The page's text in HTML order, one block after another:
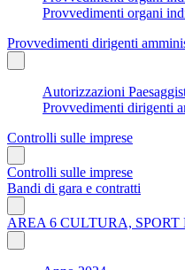
Provvedimenti organi
Provvedimenti dirigenti
Autorizzazioni
Provvedimenti dirigenti
Controlli sulle imprese
Controlli sulle imprese
Bandi di gara e contratti
AREA 6 CULTURA, SPORT